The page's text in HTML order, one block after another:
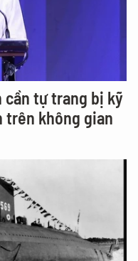
cần tự trang bị kỹ
trên không gian